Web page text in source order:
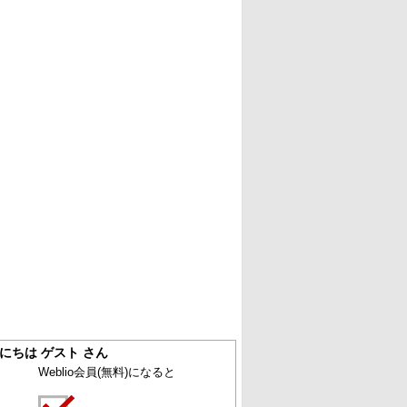
ちは ゲスト さん
Weblio会員(無料)になると